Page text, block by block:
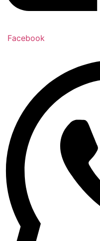
Facebook